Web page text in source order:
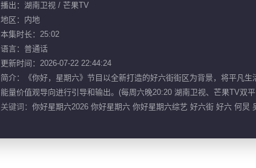
播出：湖南卫视 / 芒果TV
地区：内地
本集时长：25:02
语言：普通话
更新时间：2026-07-22 22:44:24
简介：《你好，星期六》节目以全新打造的好六街街区为背景，将平凡
能量价值观导向进行引导和输出。(每周六晚20:20 湖南卫视、芒果TV双
关键词： 你好星期六2026 你好星期六 你好星期六综艺 好六街 好六 何